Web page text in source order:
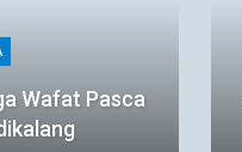
Wafat Pasca